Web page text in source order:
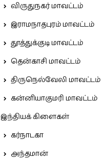
விருதுநகர் மாவட்டம்
இராமநாதபுரம் மாவட்டம்
தூத்துக்குடி மாவட்டம்
தென்காசி மாவட்டம்
திருநெல்வேலி மாவட்டம்
கன்னியாகுமரி மாவட்டம்
இந்தியக் கிளைகள்
கர்நாடகா
அந்தமான்